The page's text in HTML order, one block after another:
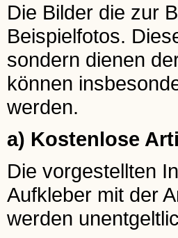
Die Bilder die zur
Beispielfotos.
sondern dienen
können
werden.
a) Kostenlose
Die vorgestellten
Aufkleber mit der
werden